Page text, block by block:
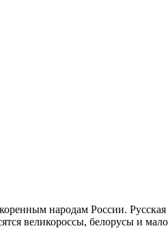
народам России.
великороссы, белорусы и